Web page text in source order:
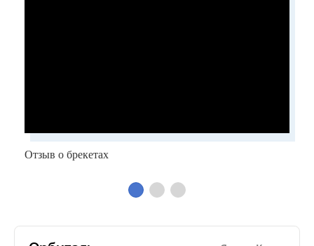
Отзыв о брекетах